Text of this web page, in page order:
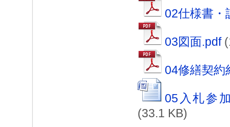
02仕様書・
03図面.pdf
04修繕契約
05入札参
(33.1 KB)